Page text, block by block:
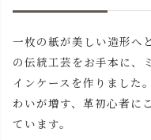
一枚の紙が美しい造形へ
の伝統工芸をお手本に、
インケースを作りました
わいが増す、革初心者に
ています。